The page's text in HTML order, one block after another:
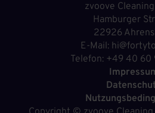
zvoove
Hamburger
22926
E-Mail:
Telefon: +49 40 60